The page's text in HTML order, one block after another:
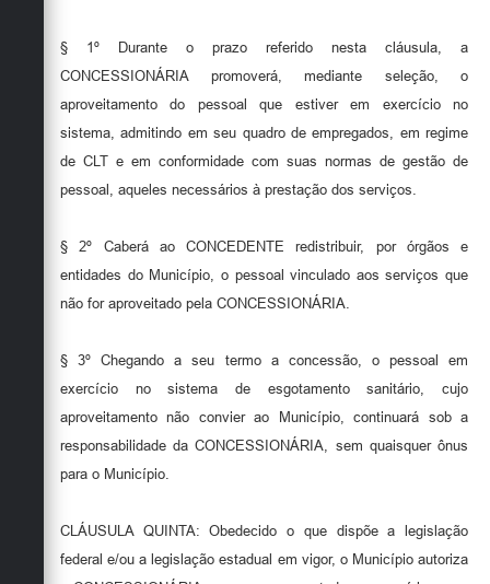
§ 1º Durante o prazo referido nesta cláusula, a
CONCESSIONÁRIA promoverá, mediante seleção, o
aproveitamento do pessoal que estiver em exercício no
sistema, admitindo em seu quadro de empregados, em regime
de CLT e em conformidade com suas normas de gestão de
pessoal, aqueles necessários à prestação dos serviços.
§ 2º Caberá ao CONCEDENTE redistribuir, por órgãos e
entidades do Município, o pessoal vinculado aos serviços que
não for aproveitado pela CONCESSIONÁRIA.
§ 3º Chegando a seu termo a concessão, o pessoal em
exercício no sistema de esgotamento sanitário, cujo
aproveitamento não convier ao Município, continuará sob a
responsabilidade da CONCESSIONÁRIA, sem quaisquer ônus
para o Município.
CLÁUSULA QUINTA: Obedecido o que dispõe a legislação
federal e/ou a legislação estadual em vigor, o Município autoriza